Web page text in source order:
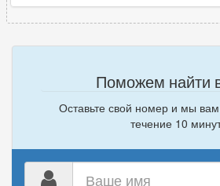
Поможем найти
Оставьте свой номер и мы
течение 10